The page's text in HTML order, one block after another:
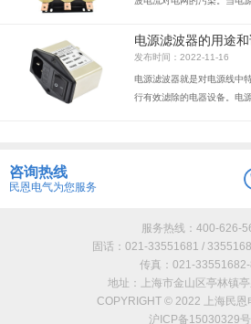
容都是有害的。因此，连接
电源滤波器的用途和
发布时间：2022-11-16
电源滤波器就是对电源线中
行有效滤除的电器设备。电
作原理电源滤波器是一种无
是负载。电源滤波器内部
大，对电磁干扰的衰减就越
咨询热线
民恩电气为您服务
服务热线：400-626-
固话：021-33551681 /
传真：021-
地址：上海市金山区亭林镇
COPYRIGHT © 2022 上海民恩
沪ICP备15030329号